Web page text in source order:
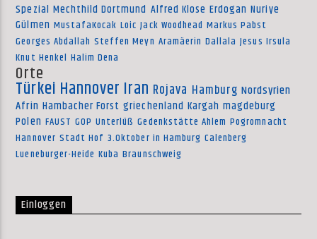
Spezial Mechthild Dortmund Alfred Klose Erdogan Nuriye
Gülmen MustafaKocak Loic Jack Woodhead Markus Pabst
Georges Abdallah Steffen Meyn Aramäerin Dallala Jesus Irsula
Knut Henkel Halim Dena
Orte
Türkei Hannover Iran Rojava Hamburg Nordsyrien
Afrin Hambacher Forst griechenland Kargah magdeburg
Polen FAUST GOP Unterlüß Gedenkstätte Ahlem Pogromnacht
Hannover Stadt Hof 3.Oktober in Hamburg Calenberg
Lueneburger-Heide Kuba Braunschweig
Einloggen